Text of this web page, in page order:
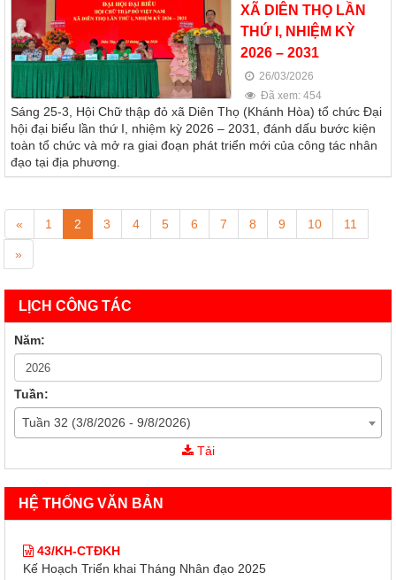
XÃ DIÊN THỌ LẦN
THỨ I, NHIỆM KỲ
2026 – 2031
26/03/2026
Đã xem: 454
Sáng 25-3, Hội Chữ thập đỏ xã Diên Thọ (Khánh Hòa) tổ chức Đại
hội đại biểu lần thứ I, nhiệm kỳ 2026 – 2031, đánh dấu bước kiện
toàn tổ chức và mở ra giai đoạn phát triển mới của công tác nhân
đạo tại địa phương.
« 1 2 3 4 5 6 7 8 9 10 11
»
LỊCH CÔNG TÁC
Năm:
Tuần:
Tuần 32 (3/8/2026 - 9/8/2026)
Tải
HỆ THỐNG VĂN BẢN
60/KH-TƯHCTĐ
Kế Hoạch Triển khai Tháng Nhân đạo 2025
43/KH-CTĐKH
Kế Hoạch Triển khai Tháng Nhân đạo 2025